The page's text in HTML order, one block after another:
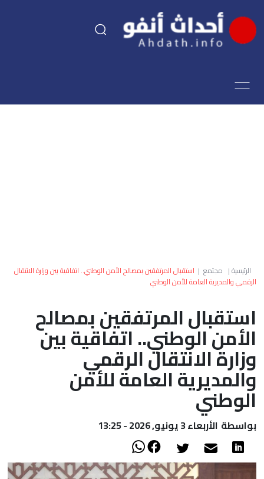
اقتصاد
العالم
الصحراء
الرئيسية| مجتمع | استقبال المرتفقين بمصالح الأمن الوطني.. اتفاقية بين وزارة الانتقال
الرقمي والمديرية العامة للأمن الوطني
استقبال المرتفقين بمصالح
الأمن الوطني.. اتفاقية بين
وزارة الانتقال الرقمي
والمديرية العامة للأمن
الوطني
بواسطة الأربعاء 3 يونيو, 2026 - 13:25